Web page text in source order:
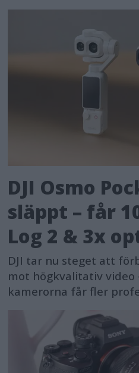
DJI Osmo
släppt – får
Log 2 & 3x
DJI tar nu steget att
mot högkvalitativ video
kamerorna får fler